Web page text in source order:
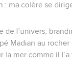
: ma colère se
de l’univers,
Madian au
la mer comme il l’a